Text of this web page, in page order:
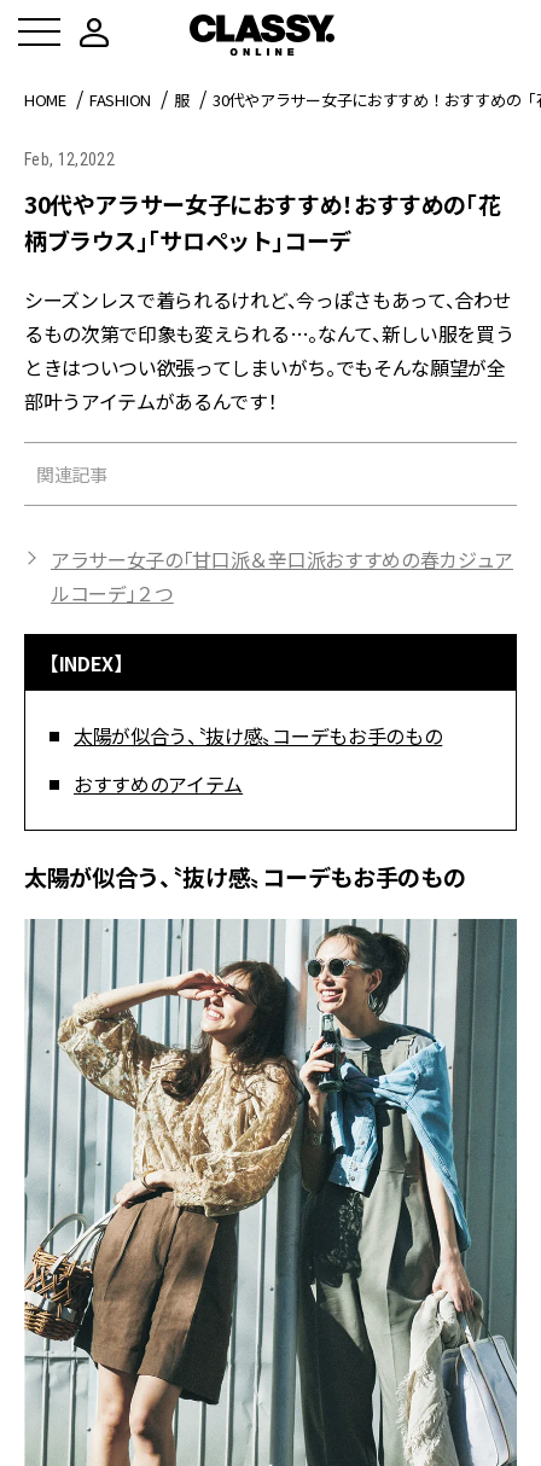
HOME FASHION 服 30代やアラサー女子におすすめ！おすすめの
Feb, 12,2022
30代やアラサー女子におすすめ！おすすめの「花
柄ブラウス」「サロペット」コーデ
シーズンレスで着られるけれど、今っぽさもあって、合わせ
るもの次第で印象も変えられる…。なんて、新しい服を買う
ときはついつい欲張ってしまいがち。でもそんな願望が全
部叶うアイテムがあるんです！
関連記事
アラサー女子の「甘口派＆辛口派おすすめの春カジュア
ルコーデ」２つ
【INDEX】
太陽が似合う、〝抜け感〟コーデもお手のもの
おすすめのアイテム
太陽が似合う、〝抜け感〟コーデもお手のもの